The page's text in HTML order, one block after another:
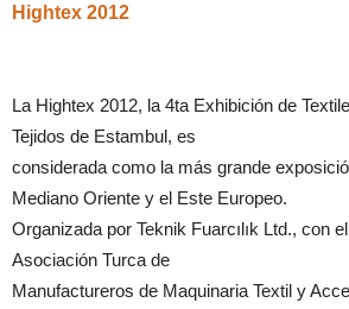
Hightex 2012
La Hightex 2012, la 4ta Exhibición de
Tejidos de Estambul, es
considerada como la más grande
Mediano Oriente y el Este Europeo.
Organizada por Teknik Fuarcılık Ltd., con
Asociación Turca de
Manufactureros de Maquinaria Textil y